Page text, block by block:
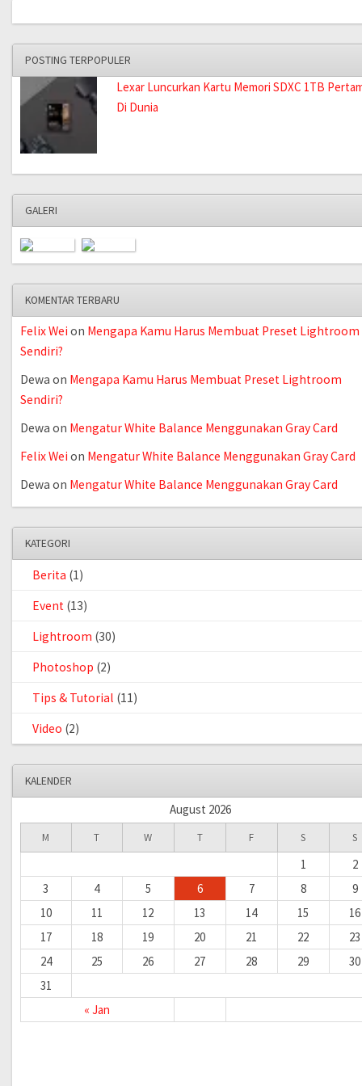
POSTING TERPOPULER
Lexar Luncurkan Kartu Memori SDXC 1TB
Di Dunia
GALERI
KOMENTAR TERBARU
Felix Wei on Mengapa Kamu Harus Membuat Preset Lightroom
Sendiri?
Dewa on Mengapa Kamu Harus Membuat Preset Lightroom
Sendiri?
Dewa on Mengatur White Balance Menggunakan Gray Card
Felix Wei on Mengatur White Balance Menggunakan Gray Card
Dewa on Mengatur White Balance Menggunakan Gray Card
KATEGORI
Berita (1)
Event(13)
Lightroom (30)
Photoshop (2)
Tips & Tutorial (11)
Video (2)
KALENDER
August 2026
M T W T F S S
« Jan
1
2
3
4 5 6 7 8
9
10
11 12 13 14 15
16
17
18 19 20 21 22
23
24
25 26 27 28 29
30
31